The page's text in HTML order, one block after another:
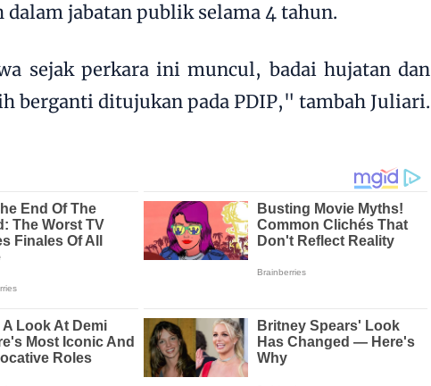
jabatan publik selama 4 tahun.
sejak perkara ini muncul, badai hujatan dan
berganti ditujukan pada PDIP," tambah Juliari.